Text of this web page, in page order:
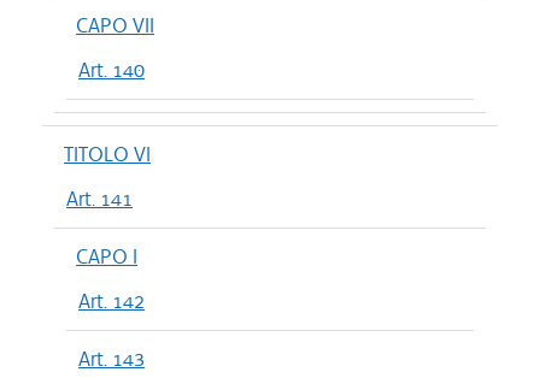
CAPO VII
Art. 140
TITOLO VI
Art. 141
CAPO I
Art. 142
Art. 143